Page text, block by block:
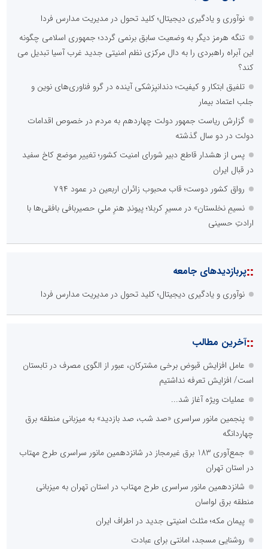
نوآوری و یادگیری دیجیتال؛ کلید تحول در مدیریت مدارس فردا
تنگه هرمز دیگر به وضعیت سابق برنمی گردد؛ جمهوری اسلامی چگونه
این آبراه راهبردی را به دال مرکزی نظم امنیتی جدید غرب آسیا تبدیل می
کند؟
تلفیق ابتکار و کیفیت؛ دندانپزشکی آینده در گرو فناوری‌های نوین و
جلب اعتماد بیمار
گزارش ریاست جمهور دولت چهاردهم به مردم در خصوص اقدامات
دولت در دو سال گذشته
پس از هشدار قاطع دبیر شورای امنیت کشور؛ تغییر موضع کاخ سفید
در قبال ایران
رواق کشور دوست؛ قاب محبوب زائران اربعین در عمود ۷۹۴
نسیمِ نخلستان» در مسیرِ کربلا؛ پیوندِ هنرِ ملیِ حصیربافی بافقی‌ها با
ارادتِ حسینی
::پربازدیدهای جامعه
نوآوری و یادگیری دیجیتال؛ کلید تحول در مدیریت مدارس فردا
::آخرین مطالب
عامل افزایش قبوض برخی مشترکان، عبور از الگوی مصرف در تابستان
است/ افزایش تعرفه نداشتیم
عملیات ویژه آغاز شد...
پنجمین مانور سراسری «صد شب، صد بازدید» به میزبانی منطقه برق
چهاردانگه
جمع‌آوری 183 برق غیرمجاز در شانزدهمین مانور سراسری طرح مهتاب
در استان تهران
شانزدهمین مانور سراسری طرح مهتاب در استان تهران به میزبانی
منطقه برق لواسان
پیمان مکه؛ مثلث امنیتی جدید در اطراف ایران
روشنایی مسجد، امانتی برای عبادت